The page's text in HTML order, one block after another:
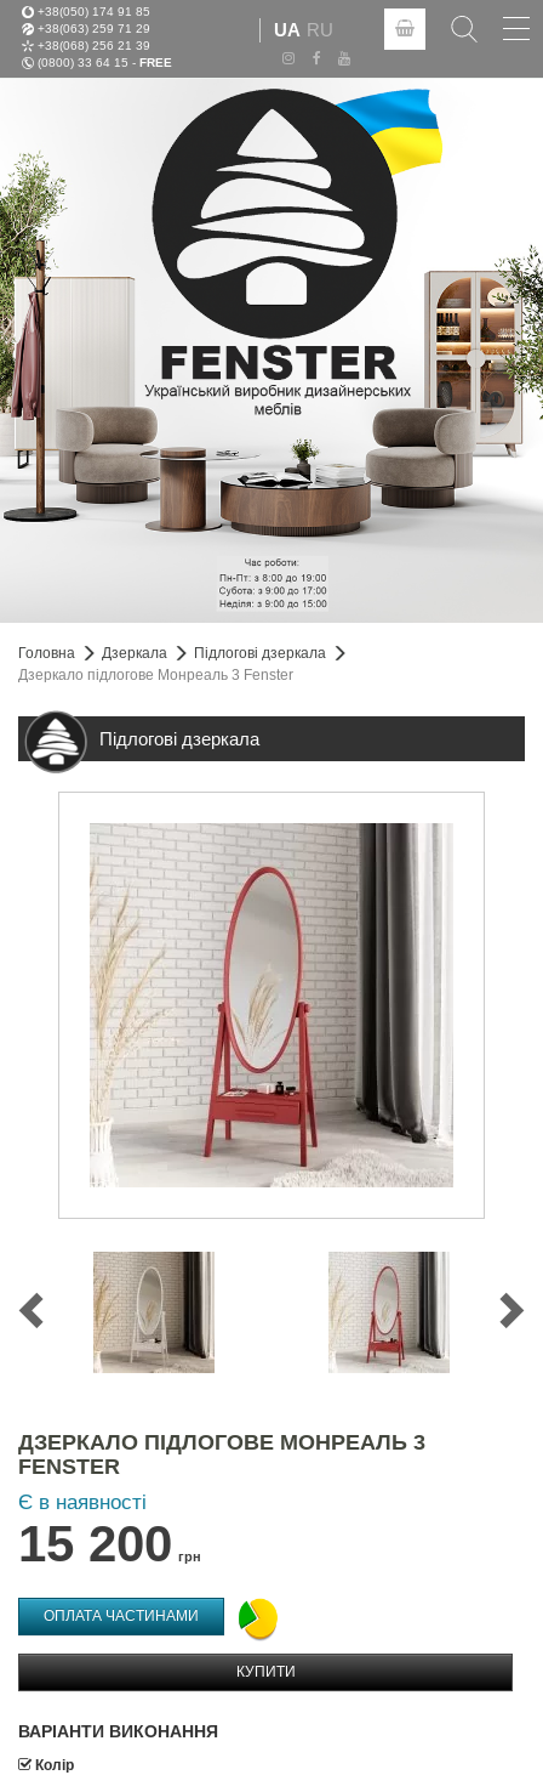
+38(050) 174 91 85
+38(063) 259 71 29
+38(068) 256 21 39
(0800) 33 64 15 - FREE
UA RU
Головна Дзеркала
Підлогові дзеркала
Дзеркало підлогове Монреаль 3 Fenster
Підлогові дзеркала
ДЗЕРКАЛО ПІДЛОГОВЕ МОНРЕАЛЬ 3
FENSTER
Є в наявності
15 200 грн
ОПЛАТА ЧАСТИНАМИ
КУПИТИ
ВАРІАНТИ ВИКОНАННЯ
Колір